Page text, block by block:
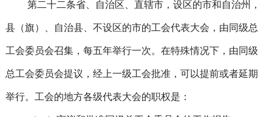
第二十二条省、自治区、直辖市，设区的市和自治州，
县（旗）、自治县、不设区的市的工会代表大会，由同级总
工会委员会召集，每五年举行一次。在特殊情况下，由同级
总工会委员会提议，经上一级工会批准，可以提前或者延期
举行。工会的地方各级代表大会的职权是：